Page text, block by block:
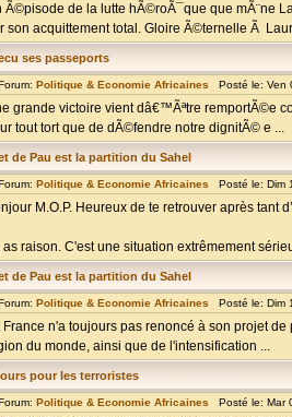
Ã©pisode de la lutte hÃ©roÃ¯que que mÃ¨ne
son acquittement total. Gloire Ã©ternelle Ã
ses passeports
Politique & Economie Africaines Posté le: Ven
grande victoire vient dâ€™Ãªtre remportÃ©e
tout tort que de dÃ©fendre notre dignitÃ© e ...
de Pau est la partition du Sahel
Politique & Economie Africaines Posté le: Dim
M.O.P. Heureux de te retrouver après tant
as raison. C'est une situation extrêmement
de Pau est la partition du Sahel
Politique & Economie Africaines Posté le: Dim
France n'a toujours pas renoncé à son projet
du monde, ainsi que de l'intensification ...
pour les terroristes
Politique & Economie Africaines Posté le: Mar